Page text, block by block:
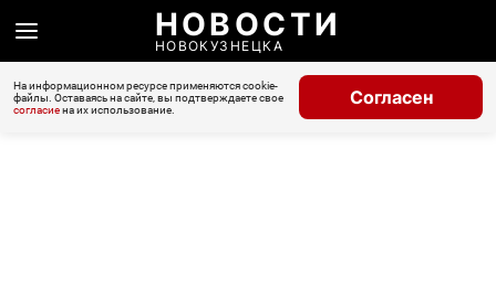
НОВОСТИ
НОВОКУЗНЕЦКА
На информационном ресурсе применяются cookie-
файлы. Оставаясь на сайте, вы подтверждаете свое
согласиена их использование.
Согласен